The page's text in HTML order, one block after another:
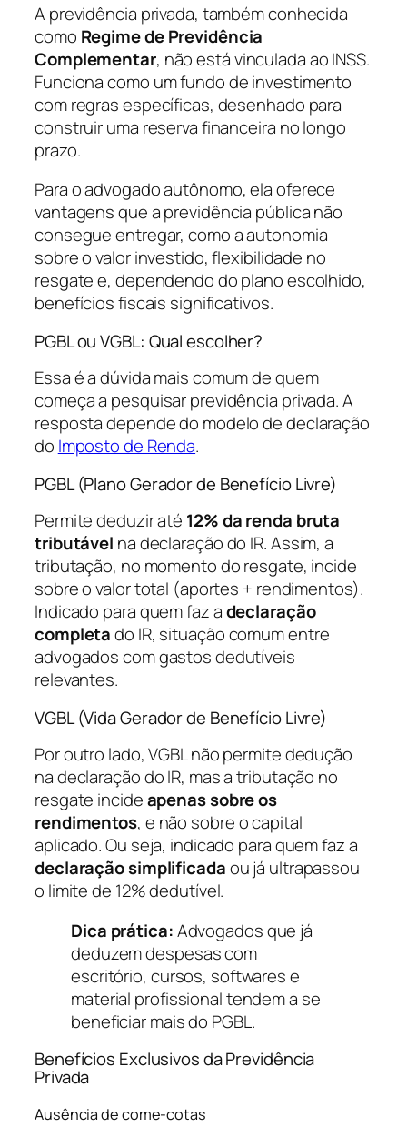
A previdência privada, também conhecida
como Regime de Previdência
Complementar, não está vinculada ao INSS.
Funciona como um fundo de investimento
com regras específicas, desenhado para
construir uma reserva financeira no longo
prazo.
Para o advogado autônomo, ela oferece
vantagens que a previdência pública não
consegue entregar, como a autonomia
sobre o valor investido, flexibilidade no
resgate e, dependendo do plano escolhido,
benefícios fiscais significativos.
PGBL ou VGBL: Qual escolher?
Essa é a dúvida mais comum de quem
começa a pesquisar previdência privada. A
resposta depende do modelo de declaração
do Imposto de Renda.
PGBL (Plano Gerador de Benefício Livre)
Permite deduzir até 12% da renda bruta
tributável na declaração do IR. Assim, a
tributação, no momento do resgate, incide
sobre o valor total (aportes + rendimentos).
Indicado para quem faz adeclaração
completado IR, situação comum entre
advogados com gastos dedutíveis
relevantes.
VGBL (Vida Gerador de Benefício Livre)
Por outro lado, VGBL não permite dedução
na declaração do IR, mas a tributação no
resgate incideapenas sobre os
rendimentos, e não sobre o capital
aplicado. Ou seja, indicado para quem faz a
declaração simplificadaou já ultrapassou
o limite de 12% dedutível.
Dica prática:Advogados que já
deduzem despesas com
escritório, cursos, softwares e
material profissional tendem a se
beneficiar mais do PGBL.
Benefícios Exclusivos da Previdência
Privada
Ausência de come-cotas